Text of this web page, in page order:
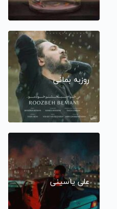
روزبه بمانی
علی یاسینی